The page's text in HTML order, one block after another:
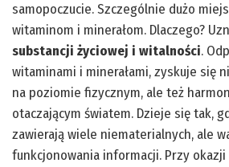
samopoczucie. Szczególnie dużo
witaminom i minerałom. Dlaczego?
substancji życiowej i witalności.
witaminami i minerałami, zyskuje się
na poziomie fizycznym, ale też
otaczającym światem. Dzieje się tak,
zawierają wiele niematerialnych, ale
funkcjonowania informacji. Przy